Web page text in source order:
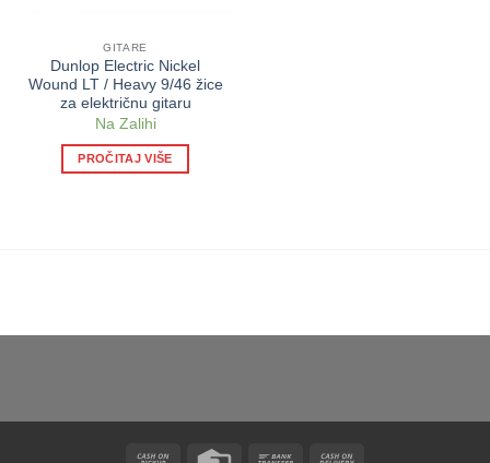
GITARE
Dunlop Electric Nickel
Wound LT / Heavy 9/46 žice
za električnu gitaru
Na Zalihi
PROČITAJ VIŠE
Cash Credit Bank